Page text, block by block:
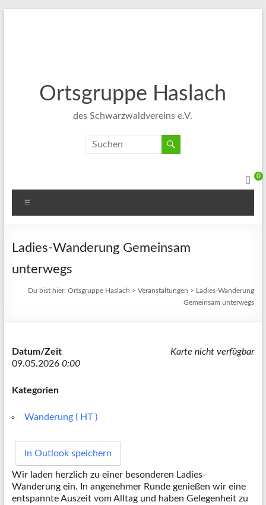
Ortsgruppe Haslach
des Schwarzwaldvereins e.V.
0
Ladies-Wanderung Gemeinsam
unterwegs
Du bist hier:Ortsgruppe Haslach >Veranstaltungen > Ladies-Wanderung
Gemeinsam unterwegs
Karte nicht verfügbar
Datum/Zeit
09.05.2026 0:00
Kategorien
Wanderung ( HT )
In Outlook speichern
Wir laden herzlich zu einer besonderen Ladies-
Wanderung ein. In angenehmer Runde genießen wir eine
entspannte Auszeit vom Alltag und haben Gelegenheit zu